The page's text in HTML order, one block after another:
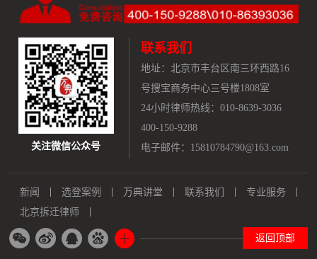
关注微信公众号
联系我们
地址： 北京市丰台区南三环西路16
号搜宝商务中心三号楼1808室
24小时律师热线：010-8639-3036
400-150-9288
电子邮件：15810784790@163.com
新闻 选登案例 万典讲堂 联系我们
专业服务
北京拆迁律师
返回顶部